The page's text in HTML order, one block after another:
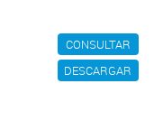
CONSULTAR
DESCARGAR